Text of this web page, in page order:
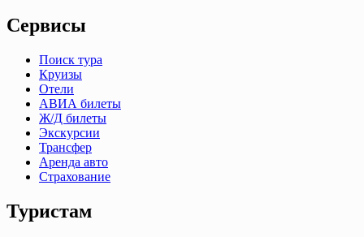
Сервисы
Поиск тура
Круизы
Отели
АВИА билеты
Ж/Д билеты
Экскурсии
Трансфер
Аренда авто
Страхование
Туристам